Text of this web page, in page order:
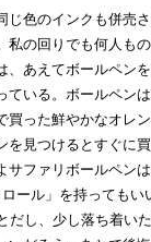
色のインクも併売
私の回りでも何人も
、あえてボールペン
ている。ボールペン
買った鮮やかなオレ
を見つけるとすぐに
サファリボールペン
ール」を持ってもい
だし、少し落ち着い